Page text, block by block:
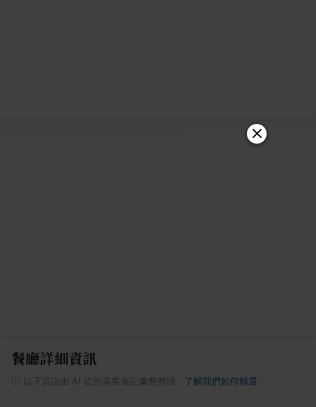
餐廳詳細資訊
以下資訊由 AI 從部落客食記彙整整理 了解我們如何精選